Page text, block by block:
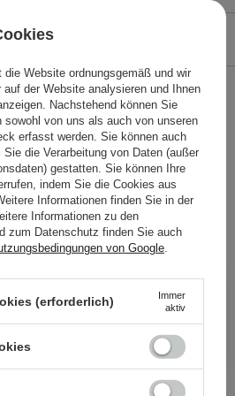
€
IN DEN WARENKORB
im Set
wurden von
die Website ordnungsgemäß und wir
auf der Website analysieren und Ihnen
Nachstehend können Sie
sowohl von uns als auch von unseren
erfasst werden. Sie können auch
die Verarbeitung von Daten (außer
gestatten. Sie können Ihre
indem Sie die Cookies aus
Informationen finden Sie in der
Informationen zu den
zum Datenschutz finden Sie auch
von Google
(erforderlich)
Immer
aktiv